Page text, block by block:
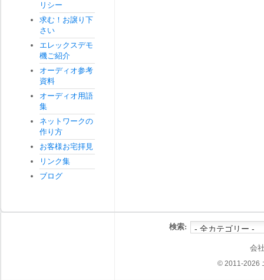
リシー
求む！お譲り下
さい
エレックスデモ
機ご紹介
オーディオ参考
資料
オーディオ用語
集
ネットワークの
作り方
お客様お宅拝見
リンク集
ブログ
検索:
会
© 2011-2026